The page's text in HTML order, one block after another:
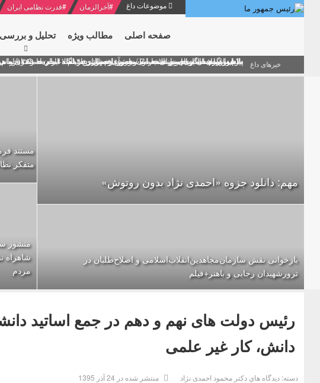
موضوعات داغ #آخرالزمان #قدرت نظامی ایران
صفحه اصلی مطالب ویژه تحلیل و بررسی
خبرهای داغ منشور گفتمان امام و انقلاب - 7 /بخش دوم : شرح پیام ۱۰ خرداد ۱۳۶۹ امام خامنه ای/ فصل پنجم: حفظ عزّت و کرامت انقلابی
بازخوانی افشاگری سپهبد محمود منصور افسر ارشد اطلاعات مصر درباره
دلایل اهمیت سیزدهمین انتخابات ریاست جمهوری از نگاه امام خامنه ای
بیانات امام خامنه ای در سخنرانی نوروزی خطاب به ملت ایران + نکته
پیام نوروزی امام خامنه ای به مناسبت آغاز سال ۱۴۰۰
مهم: دانلود جزوه «احمدی نژاد بدون روتوش»
بازخوانی نقش سازمان‌مجاهدین‌انقلاب‌اسلامی و اصلاح‌طلبان در
ترورشهیدان رجایی و باهنر+فیلم
متفکر
منشور
شاهراه
مردم
رئیس دولت های نهم و دهم در جمع اساتید
دانش، کار غیر علمی
دسته: ديدگاه هاي دکتر محمود احمدی نژاد منتشر شده در 24 آذر 1395